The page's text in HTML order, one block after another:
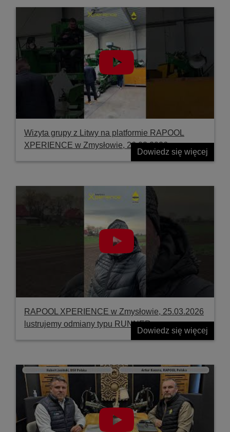
Wizyta grupy z Litwy na platformie RAPOOL
XPERIENCE w Zmysłowie, 26.03.2026
Dowiedz się więcej
RAPOOL XPERIENCE w Zmysłowie, 25.03.2026
lustrujemy odmiany typu RUNNER
Dowiedz się więcej